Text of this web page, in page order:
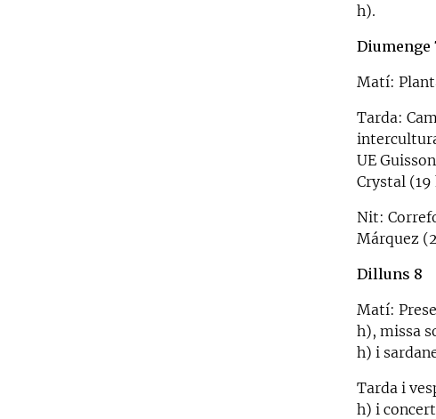
h).
Diumenge
Matí:
Tarda:
UE
Crystal
Nit:
Márquez
Dilluns 8
Matí:
h), missa
h) i
Tarda i
h) i